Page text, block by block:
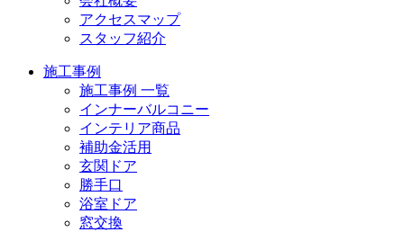
アクセスマップ
スタッフ紹介
施工事例
施工事例 一覧
インナーバルコニー
インテリア商品
補助金活用
玄関ドア
勝手口
浴室ドア
窓交換